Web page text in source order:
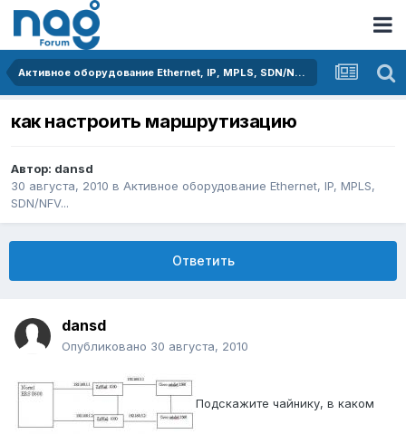
Активное оборудование Ethernet, IP, MPLS, SDN/NFV...
как настроить маршрутизацию
Автор: dansd
30 августа, 2010 в Активное оборудование Ethernet, IP, MPLS,
SDN/NFV...
Ответить
dansd
Опубликовано 30 августа, 2010
Подскажите чайнику, в каком